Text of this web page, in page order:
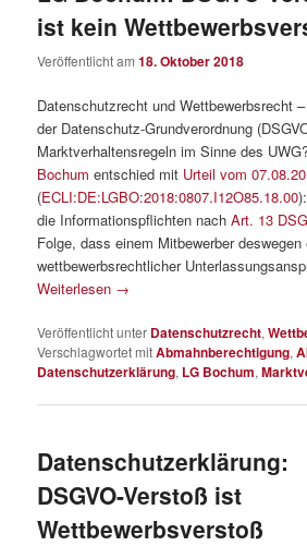
ist kein
Veröffentlicht am18. Oktober 2018
Datenschutzrecht und Wettbewerbsrecht
der Datenschutz-Grundverordnung
Marktverhaltensregeln im Sinne des
Bochum entschied mit Urteil vom
(ECLI:DE:LGBO:2018:0807.I12O85.18.00
die Informationspflichten nachArt. 13
Folge, dass einem Mitbewerber deswegen
wettbewerbsrechtlicher
Weiterlesen →
Veröffentlicht unter Datenschutzrecht,
Verschlagwortet mitAbmahnberechtigung,
Datenschutzerklärung, LG Bochum,
Datenschutzerklärung:
DSGVO-Verstoß ist
Wettbewerbsverstoß